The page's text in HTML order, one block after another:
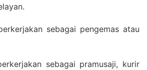
sebagai pengemas atau
sebagai pramusaji, kurir